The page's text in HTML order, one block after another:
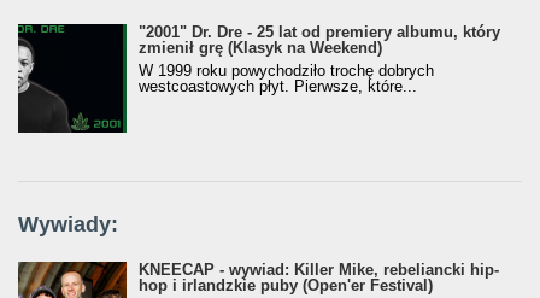
"2001" Dr. Dre - 25 lat od premiery albumu, który
zmienił grę (Klasyk na Weekend)
W 1999 roku powychodziło trochę dobrych
westcoastowych płyt. Pierwsze, które...
Wywiady:
KNEECAP - wywiad: Killer Mike, rebeliancki hip-
hop i irlandzkie puby (Open'er Festival)